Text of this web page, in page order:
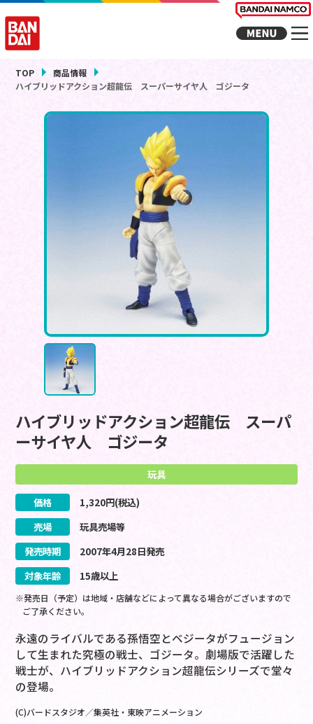
TOP
商品情報
ハイブリッドアクション超龍伝 スーパーサイヤ人 ゴジータ
ハイブリッドアクション超龍伝 スーパ
ーサイヤ人 ゴジータ
玩具
価格 1,320円(税込)
売場
玩具売場等
発売時期
2007年4月28日発売
対象年齢
15歳以上
※発売日（予定）は地域・店舗などによって異なる場合がございますので
ご了承ください。
永遠のライバルである孫悟空とベジータがフュージョン
して生まれた究極の戦士、ゴジータ。劇場版で活躍した
戦士が、ハイブリッドアクション超龍伝シリーズで堂々
の登場。
(C)バードスタジオ／集英社・東映アニメーション